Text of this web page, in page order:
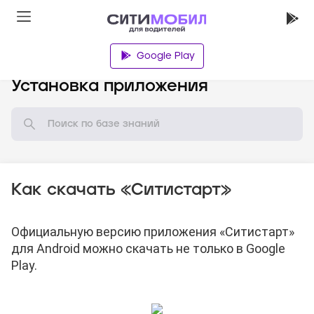
Google Play
Установка приложения
Как скачать «Ситистарт»
Официальную версию приложения «Ситистарт»
для Android можно скачать не только в Google
Play.